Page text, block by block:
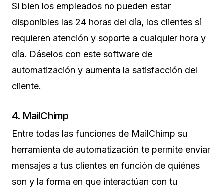
Si bien los empleados no pueden estar
disponibles las 24 horas del día, los clientes sí
requieren atención y soporte a cualquier hora y
día. Dáselos con este software de
automatización y aumenta la satisfacción del
cliente.
4. MailChimp
Entre todas las funciones de MailChimp su
herramienta de automatización te permite enviar
mensajes a tus clientes en función de quiénes
son y la forma en que interactúan con tu